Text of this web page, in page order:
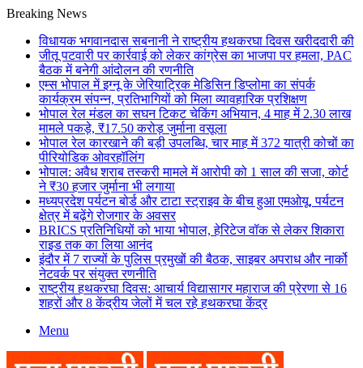
Breaking News
विधायक भगवानदास सबनानी ने राष्ट्रीय हथकरघा दिवस खरीददारी की
जीतू पटवारी पर कार्रवाई को लेकर कांग्रेस का भाजपा पर हमला, PAC
बैठक में बनेगी आंदोलन की रणनीति
एम्स भोपाल में इग्नू के जेरियाट्रिक मेडिसिन डिप्लोमा का संपर्क
कार्यक्रम संपन्न, प्रतिभागियों को मिला व्यावहारिक प्रशिक्षण
भोपाल रेल मंडल का सघन टिकट चेकिंग अभियान, 4 माह में 2.30 लाख
मामले पकड़े, ₹17.50 करोड़ जुर्माना वसूला
भोपाल रेल कारखाने की बड़ी उपलब्धि, चार माह में 372 यात्री कोचों का
पीरियोडिक ओवरहॉलिंग
भोपाल: अवैध शराब तस्करी मामले में आरोपी को 1 साल की सजा, कोर्ट
ने ₹30 हजार जुर्माना भी लगाया
मध्यप्रदेश पर्यटन बोर्ड और टाटा स्ट्राइव के बीच हुआ एमओयू, पर्यटन
क्षेत्र में बढ़ेंगे रोजगार के अवसर
BRICS प्रतिनिधियों को भाया भोपाल, हेरिटेज वॉक से लेकर शिकारा
राइड तक का लिया आनंद
इंदौर में 7 राज्यों के पुलिस प्रमुखों की बैठक, साइबर अपराध और नार्को
नेटवर्क पर संयुक्त रणनीति
राष्ट्रीय हथकरघा दिवस: आचार्य विद्यासागर महाराज की प्रेरणा से 16
शहरों और 8 केंद्रीय जेलों में चल रहे हथकरघा केंद्र
Menu